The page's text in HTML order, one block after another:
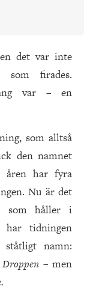
det var inte
firades.
var – en
som alltså
den namnet
åren har fyra
Nu är det
som håller i
har tidningen
namn:
– men